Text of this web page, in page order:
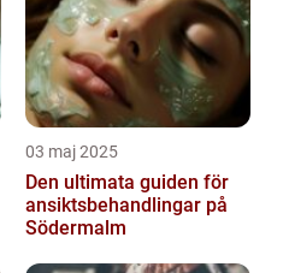
03 maj 2025
Den ultimata guiden för
ansiktsbehandlingar på
Södermalm